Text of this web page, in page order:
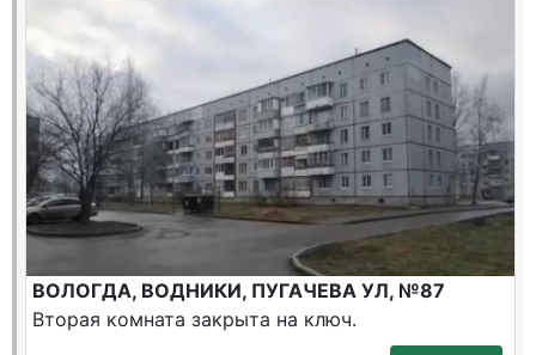
ВОЛОГДА, ВОДНИКИ, ПУГАЧЕВА УЛ, №87
Вторая комната закрыта на ключ.